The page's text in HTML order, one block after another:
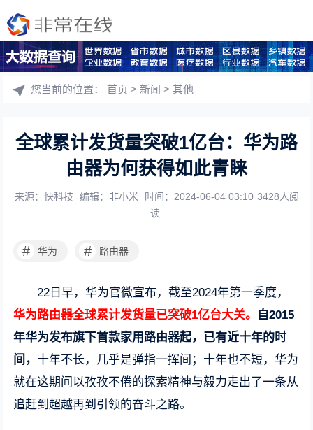
您当前的位置：首页 >新闻 >其他
全球累计发货量突破1亿台：华为路
由器为何获得如此青睐
来源：快科技 编辑：非小米 时间：2024-06-04 03:10 3428人阅
读
# 华为 # 路由器
22日早，华为官微宣布，截至2024年第一季度，
华为路由器全球累计发货量已突破1亿台大关。
自2015
年华为发布旗下首款家用路由器起，已有近十年的时
间， 十年不长，几乎是弹指一挥间；十年也不短，华为
就在这期间以孜孜不倦的探索精神与毅力走出了一条从
追赶到超越再到引领的奋斗之路。